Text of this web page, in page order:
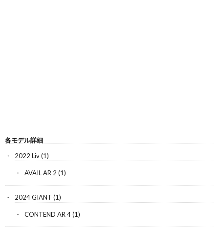
各モデル詳細
2022 Liv(1)
AVAIL AR 2 (1)
2024 GIANT (1)
CONTEND AR 4(1)